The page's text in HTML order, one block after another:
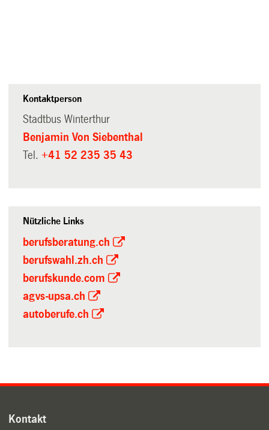
Kontaktperson
Stadtbus Winterthur
Benjamin Von Siebenthal
Tel.+41 52 235 35 43
Nützliche Links
berufsberatung.ch
berufswahl.zh.ch
berufskunde.com
agvs-upsa.ch
autoberufe.ch
Kontakt